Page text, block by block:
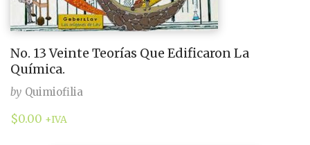
No. 13 Veinte Teorías Que Edificaron La
Química.
by Quimiofilia
$0.00 +IVA